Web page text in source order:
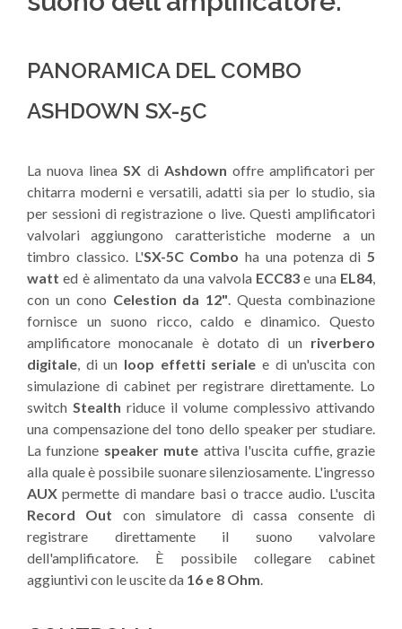
PANORAMICA DEL COMBO
ASHDOWN SX-5C
La nuova lineaSX di Ashdown offre amplificatori per
chitarra moderni e versatili, adatti sia per lo studio, sia
per sessioni di registrazione o live. Questi amplificatori
valvolari aggiungono caratteristiche moderne a un
timbro classico. L'SX-5C Combo ha una potenza di 5
watt ed è alimentato da una valvola ECC83 e una EL84,
con un cono Celestion da 12". Questa combinazione
fornisce un suono ricco, caldo e dinamico. Questo
amplificatore monocanale è dotato di un riverbero
digitale, di un loop effetti seriale e di un'uscita con
simulazione di cabinet per registrare direttamente. Lo
switch Stealth riduce il volume complessivo attivando
una compensazione del tono dello speaker per studiare.
La funzione speaker mute attiva l'uscita cuffie, grazie
alla quale è possibile suonare silenziosamente. L'ingresso
AUX permette di mandare basi o tracce audio. L'uscita
Record Out con simulatore di cassa consente di
registrare direttamente il suono valvolare
dell'amplificatore. È possibile collegare cabinet
aggiuntivi con le uscite da 16 e 8 Ohm.